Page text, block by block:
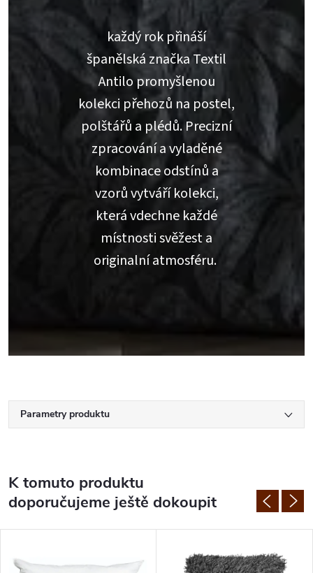
každý rok přináší
španělská značka Textil
Antilo promyšlenou
kolekci přehozů na postel,
polštářů a plédů. Precizní
zpracování a vyladěné
kombinace odstínů a
vzorů vytváří kolekci,
která vdechne každé
místnosti svěžest a
originalní atmosféru.
Parametry produktu
K tomuto produktu
doporučujeme ještě dokoupit